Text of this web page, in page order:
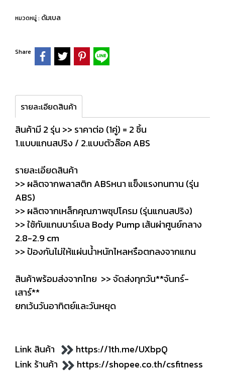
หมวดหมู่ : ดัมเบล
Share
รายละเอียดสินค้า
สินค้ามี 2 รุ่น >> ราคาต่อ (1คู่) = 2 ชิ้น
1.แบบแกนสปริง / 2.แบบตัวล๊อค ABS
รายละเอียดสินค้า
>> ผลิตจากพลาสติก ABSหนา แข็งแรงทนทาน (รุ่น
ABS)
>> ผลิตจากเหล็กคุณภาพชุปโครม (รุ่นแกนสปริง)
>> ใช้กับแกนบาร์เบล Body Pump เส้นผ่าศูนย์กลาง
2.8-2.9 cm
>> ป้องกันไม่ให้แผ่นน้ำหนักไหลหรือตกลงจากแกน
สินค้าพร้อมส่งจากไทย >> จัดส่งทุกวัน**จันทร์-
เสาร์**
ยกเว้นวันอาทิตย์และวันหยุด
Link สินค้า
https://1th.me/UXbpQ
Link ร้านค้า
https://shopee.co.th/csfitness